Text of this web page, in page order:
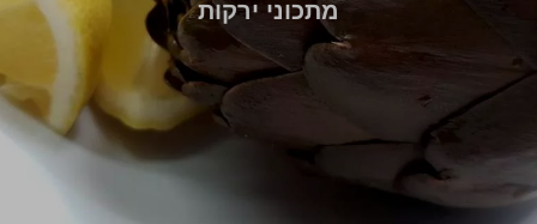
מתכוני ירקות